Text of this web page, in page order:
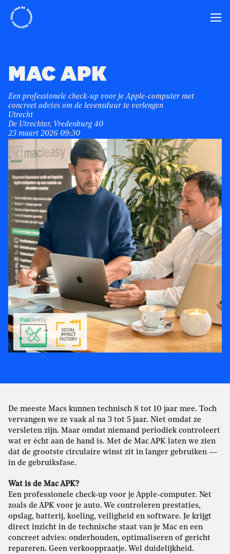
Home
MAC APK
Een professionele check-up voor je Apple-computer met
concreet advies om de levensduur te verlengen
Utrecht
De Utrechter, Vredenburg 40
23 maart 2026 09:30
De meeste Macs kunnen technisch 8 tot 10 jaar mee. Toch
vervangen we ze vaak al na 3 tot 5 jaar. Niet omdat ze
versleten zijn. Maar omdat niemand periodiek controleert
wat er écht aan de hand is. Met de Mac APK laten we zien
dat de grootste circulaire winst zit in langer gebruiken —
in de gebruiksfase.
Wat is de Mac APK?
Een professionele check-up voor je Apple-computer. Net
zoals de APK voor je auto. We controleren prestaties,
opslag, batterij, koeling, veiligheid en software. Je krijgt
direct inzicht in de technische staat van je Mac en een
concreet advies: onderhouden, optimaliseren of gericht
repareren. Geen verkooppraatje. Wel duidelijkheid.